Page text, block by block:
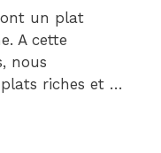
un plat
A cette
nous
riches et …